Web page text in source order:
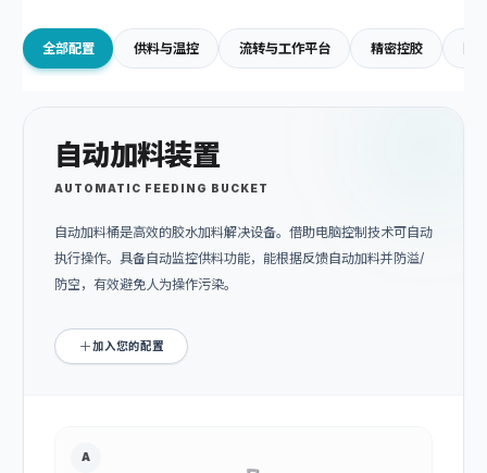
全部配置 供料与温控 流转与工作平台 精密控胶
自动加料装置
AUTOMATIC FEEDING BUCKET
自动加料桶是高效的胶水加料解决设备。借助电脑控制技术可自动
执行操作。具备自动监控供料功能，能根据反馈自动加料并防溢/
防空，有效避免人为操作污染。
加入您的配置
A